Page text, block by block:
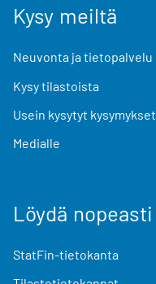
Kysy meiltä
Neuvonta ja tietopalvelu
Kysy tilastoista
Usein kysytyt kysymykset
Medialle
Löydä nopeasti
StatFin-tietokanta